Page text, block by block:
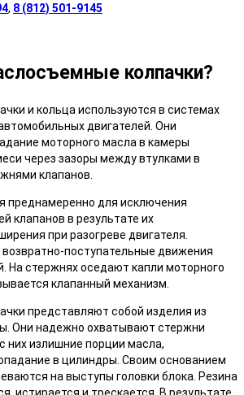
, 8 (812) 501-9145
колпачки?
и кольца используются в системах
двигателей. Они
моторного масла в камеры
через зазоры между втулками в
клапанов.
преднамеренно для исключения
клапанов в результате их
при разогреве двигателя.
поступательные движения
На стержнях оседают капли моторного
клапанный механизм.
представляют собой изделия из
Они надежно охватывают стержни
них излишние порции масла,
в цилиндры. Своим основанием
на выступы головки блока. Резина